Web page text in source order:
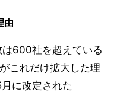
由
600社を超えている
これだけ拡大した理
に改定された